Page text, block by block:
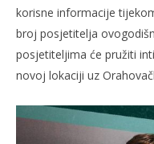
korisne informacije
broj posjetitelja
posjetiteljima će pružiti
novoj lokaciji uz